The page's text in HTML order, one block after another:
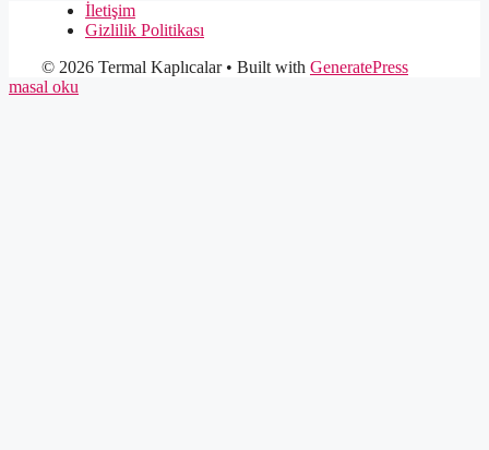
İletişim
Gizlilik Politikası
© 2026 Termal Kaplıcalar• Built with GeneratePress
masal oku